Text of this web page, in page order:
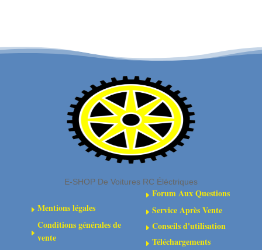
à
mm
en
aluminium
(2)
E-SHOP De Voitures RC Éléctriques
EMentions légales
E
Conditions générales de
vente
E Forum Aux Questions
E Service Après Vente
E Conseils d'utilisation
E Téléchargements